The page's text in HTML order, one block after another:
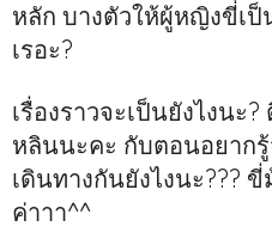
หลัก บางตัวให้ผู้หญิงขี่เ
เรอะ?
เรื่องราวจะเป็นยังไงนะ
หลินนะคะ กับตอนอยาก
เดินทางกันยังไงนะ??? ขี่
ค่าาา^^